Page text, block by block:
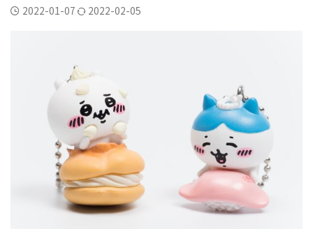
2022-01-07 2022-02-05